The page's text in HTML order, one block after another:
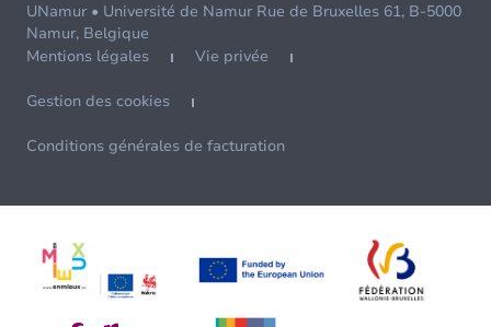
UNamur • Université de Namur Rue de Bruxelles 61, B-5000
Namur, Belgique
Mentions légales
Vie privée
Gestion des cookies
Conditions générales de facturation